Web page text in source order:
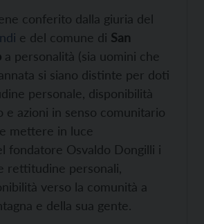
conferito dalla giuria del
e del comune di San
a personalità (sia uomini che
si siano distinte per doti
personale, disponibilità
e azioni in senso comunitario
mettere in luce
fondatore Osvaldo Dongilli i
rettitudine personali,
verso la comunità a
e della sua gente.